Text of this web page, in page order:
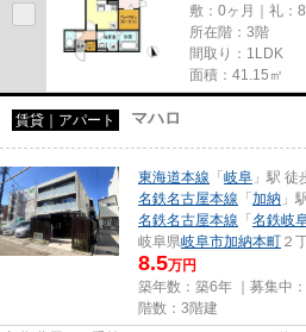
敷：0ヶ月｜礼：
所在階：3階
間取り：1LDK
面積：41.15㎡
賃貸｜アパート マハロ
東海道本線 「 岐阜 」駅 徒
名鉄名古屋本線 「 加納 」
名鉄名古屋本線 「 名鉄岐
岐阜県岐阜市加納本町 ２
8.5万円
築年数：築6年 ｜募集中：
階数：3階建